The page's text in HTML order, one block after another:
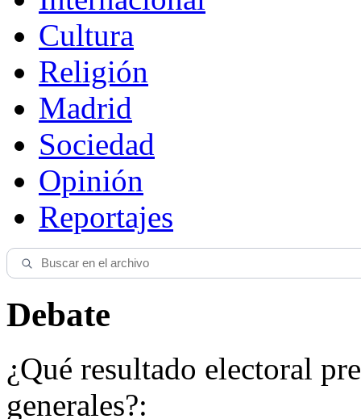
Cultura
Religión
Madrid
Sociedad
Opinión
Reportajes
Debate
¿Qué resultado electoral
generales?: